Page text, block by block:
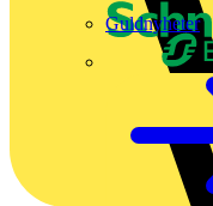
Guldnyheter